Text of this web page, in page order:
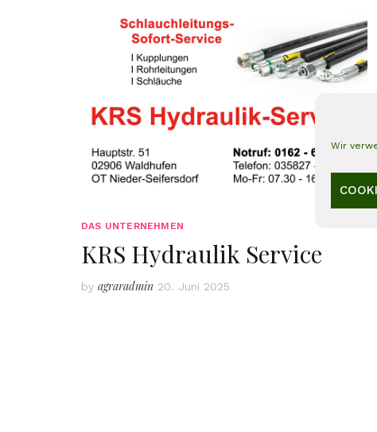
Wir
DAS UNTERNEHMEN
KRS Hydraulik Service
by agraradmin 20. Juni 2025